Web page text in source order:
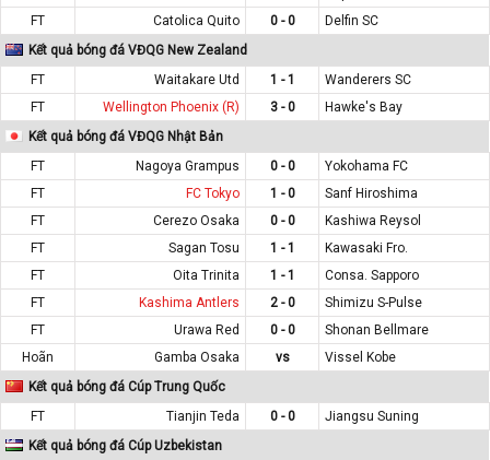
FT
Catolica Quito 0 - 0
Delfin SC
Kết quả bóng đá VĐQG New Zealand
FT
Waitakare Utd 1 - 1
Wanderers SC
FT
Wellington Phoenix (R) 3 - 0
Hawke's Bay
Kết quả bóng đá VĐQG Nhật Bản
FT
Nagoya Grampus 0 - 0
Yokohama FC
FT
FC Tokyo 1 - 0
Sanf Hiroshima
FT
Cerezo Osaka 0 - 0
Kashiwa Reysol
FT
Sagan Tosu 1 - 1
Kawasaki Fro.
FT
Oita Trinita 1 - 1
Consa. Sapporo
FT
Kashima Antlers 2 - 0
Shimizu S-Pulse
FT
Urawa Red 0 - 0
Shonan Bellmare
Hoãn
Gamba Osaka vs
Vissel Kobe
Kết quả bóng đá Cúp Trung Quốc
FT
Tianjin Teda 0 - 0
Jiangsu Suning
Kết quả bóng đá Cúp Uzbekistan